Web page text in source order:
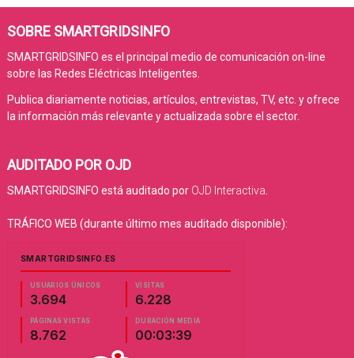
SOBRE SMARTGRIDSINFO
SMARTGRIDSINFO es el principal medio de comunicación on-line
sobre las Redes Eléctricas Inteligentes.
Publica diariamente noticias, artículos, entrevistas, TV, etc. y ofrece
la información más relevante y actualizada sobre el sector.
AUDITADO POR OJD
SMARTGRIDSINFO está auditado por OJD Interactiva
TRÁFICO WEB (durante último mes auditado disponible):